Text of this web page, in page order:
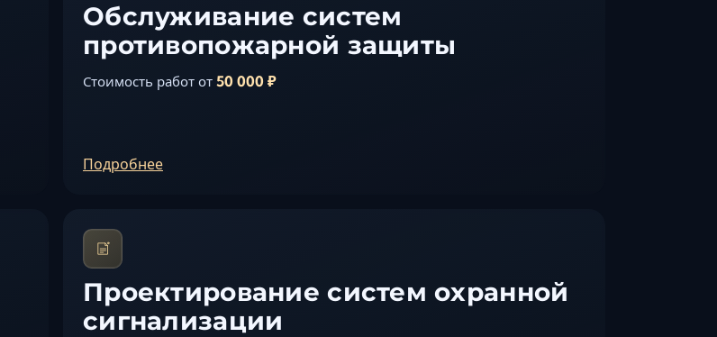
Обслуживание систем
противопожарной защиты
Стоимость работ от 50 000 ₽
Подробнее
Проектирование систем охранной
сигнализации